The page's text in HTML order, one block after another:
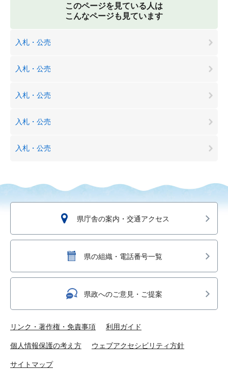
このページを見ている人は
こんなページも見ています
入札・公売
入札・公売
入札・公売
入札・公売
入札・公売
県庁舎の案内・交通アクセス
県の組織・電話番号一覧
県政へのご意見・ご提案
リンク・著作権・免責事項 利用ガイド
個人情報保護の考え方 ウェブアクセシビリティ方針
サイトマップ